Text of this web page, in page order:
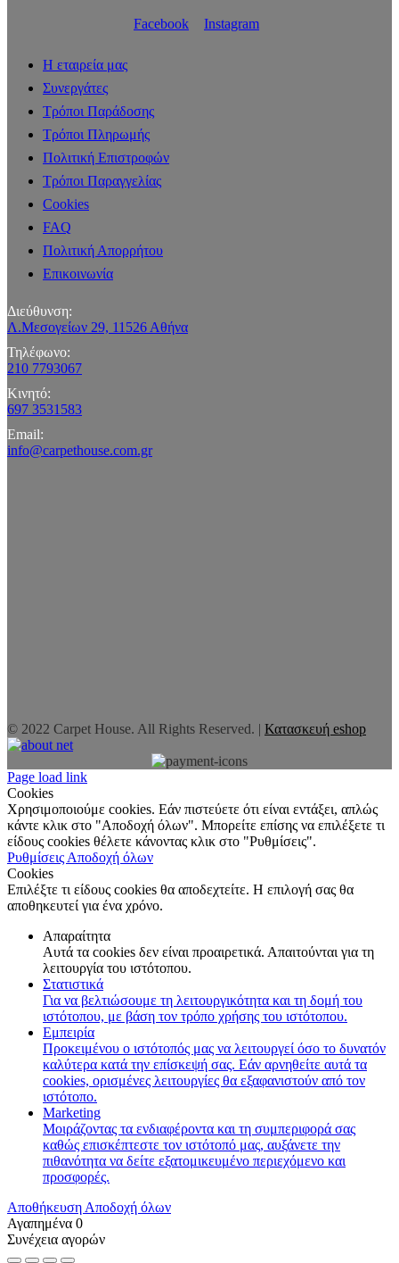
Facebook Instagram
Η εταιρεία μας
Συνεργάτες
Τρόποι Παράδοσης
Τρόποι Πληρωμής
Πολιτική Επιστροφών
Τρόποι Παραγγελίας
Cookies
FAQ
Πολιτική Απορρήτου
Επικοινωνία
Διεύθυνση:
Λ.Μεσογείων 29, 11526 Αθήνα
Τηλέφωνο:
210 7793067
Κινητό:
697 3531583
Email:
info@carpethouse.com.gr
© 2022 Carpet House. All Rights Reserved. | Κατασκευή eshop
Page load link
Cookies
Χρησιμοποιούμε cookies. Εάν πιστεύετε ότι είναι εντάξει, απλώς
κάντε κλικ στο "Αποδοχή όλων". Μπορείτε επίσης να επιλέξετε τι
είδους cookies θέλετε κάνοντας κλικ στο "Ρυθμίσεις".
Ρυθμίσεις Αποδοχή όλων
Cookies
Επιλέξτε τι είδους cookies θα αποδεχτείτε. Η επιλογή σας θα
αποθηκευτεί για ένα χρόνο.
Απαραίτητα
Αυτά τα cookies δεν είναι προαιρετικά. Απαιτούνται για τη
λειτουργία του ιστότοπου.
Στατιστικά
Για να βελτιώσουμε τη λειτουργικότητα και τη δομή του
ιστότοπου, με βάση τον τρόπο χρήσης του ιστότοπου.
Εμπειρία
Προκειμένου ο ιστότοπός μας να λειτουργεί όσο το δυνατόν
καλύτερα κατά την επίσκεψή σας. Εάν αρνηθείτε αυτά τα
cookies, ορισμένες λειτουργίες θα εξαφανιστούν από τον
ιστότοπο.
Marketing
Μοιράζοντας τα ενδιαφέροντα και τη συμπεριφορά σας
καθώς επισκέπτεστε τον ιστότοπό μας, αυξάνετε την
πιθανότητα να δείτε εξατομικευμένο περιεχόμενο και
προσφορές.
Αποθήκευση Αποδοχή όλων
Αγαπημένα 0
Συνέχεια αγορών